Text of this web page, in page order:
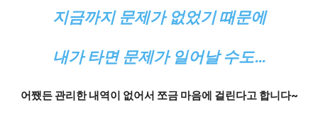
지금까지 문제가 없었기 때문에
내가 타면 문제가 일어날 수도…
어쨌든 관리한 내역이 없어서 쪼금 마음에 걸린다고 합니다~